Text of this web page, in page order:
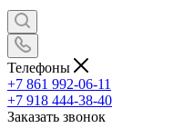
Телефоны
+7 861 992-06-11
+7 918 444-38-40
Заказать звонок